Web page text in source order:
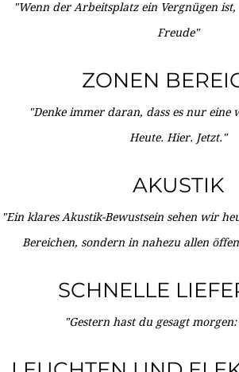
"Wenn der Arbeitsplatz ein Vergnügen
Freude"
ZONEN
"Denke immer daran, dass es nur eine
Heute. Hier. Jetzt."
AKUSTIK
"Ein klares Akustik-Bewustsein sehen wir
Bereichen, sondern in nahezu allen
SCHNELLE
"Gestern hast du gesagt